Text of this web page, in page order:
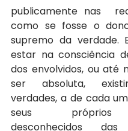
publicamente nas
como se fosse o
supremo da verdade.
estar na consciência
dos envolvidos, ou até
ser absoluta,
verdades, a de cada
seus  próprios
desconhecidos das